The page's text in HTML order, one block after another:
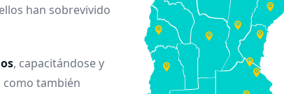
han sobrevivido
, capacitándose y
como también